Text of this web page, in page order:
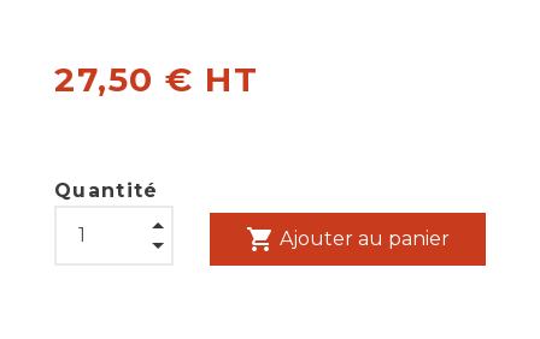
27,50 € HT
Quantité
shopping_cart Ajouter au panier